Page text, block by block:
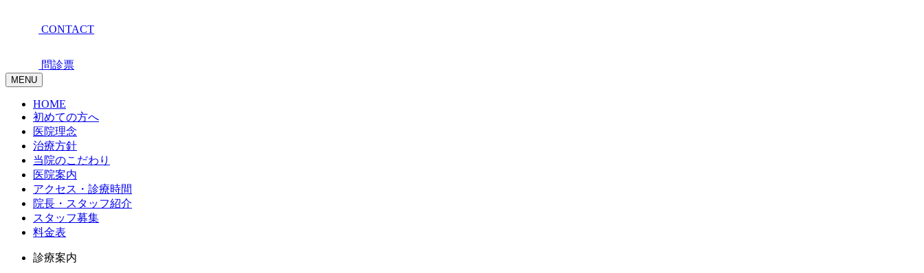
CONTACT
問診票
MENU
HOME
初めての方へ
医院理念
治療方針
当院のこだわり
医院案内
アクセス・診療時間
院長・スタッフ紹介
スタッフ募集
料金表
診療案内